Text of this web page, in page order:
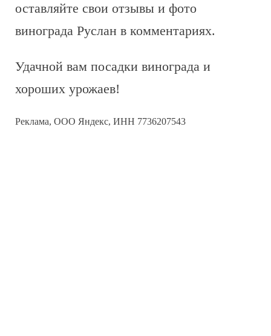
оставляйте свои отзывы и фото
винограда Руслан в комментариях.
Удачной вам посадки винограда и
хороших урожаев!
Реклама, ООО Яндекс, ИНН 7736207543